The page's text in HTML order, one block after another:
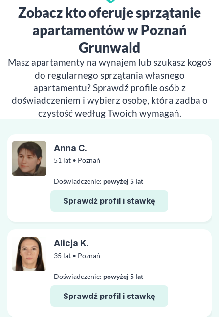
Zobacz kto oferuje sprzątanie
apartamentów w Poznań
Grunwald
Masz apartamenty na wynajem lub szukasz kogoś
do regularnego sprzątania własnego
apartamentu? Sprawdź profile osób z
doświadczeniem i wybierz osobę, która zadba o
czystość według Twoich wymagań.
51 lat • Poznań
Doświadczenie: powyżej 5 lat
Sprawdź profil i stawkę
Anna C.
35 lat • Poznań
Doświadczenie: powyżej 5 lat
Sprawdź profil i stawkę
Alicja K.